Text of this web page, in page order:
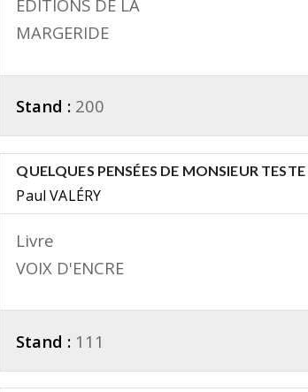
ÉDITIONS DE LA
MARGERIDE
Stand : 200
QUELQUES PENSÉES DE MONSIEUR TESTE
Paul VALÉRY
Livre
VOIX D'ENCRE
Stand : 111